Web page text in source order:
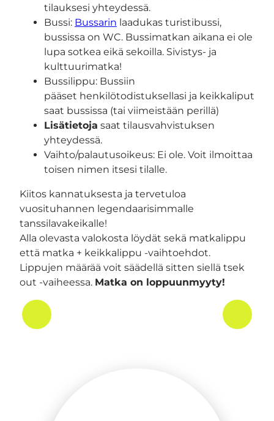
tilauksesi yhteydessä.
Bussi: Bussarin laadukas turistibussi,
bussissa on WC. Bussimatkan aikana ei ole
lupa sotkea eikä sekoilla. Sivistys- ja
kulttuurimatka!
Bussilippu: Bussiin
pääset henkilötodistuksellasi ja keikkaliput
saat bussissa (tai viimeistään perillä)
Lisätietoja saat tilausvahvistuksen
yhteydessä.
Vaihto/palautusoikeus: Ei ole. Voit ilmoittaa
toisen nimen itsesi tilalle.
Kiitos kannatuksesta ja tervetuloa
vuosituhannen legendaarisimmalle
tanssilavakeikalle!
Alla olevasta valokosta löydät sekä matkalippu
että matka + keikkalippu -vaihtoehdot.
Lippujen määrää voit säädellä sitten siellä tsek
out -vaiheessa. Matka on loppuunmyyty!